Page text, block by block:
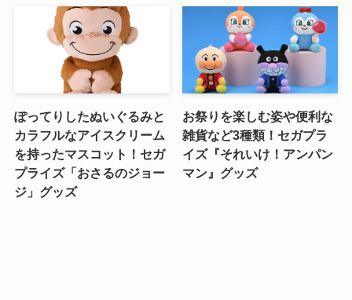
ぽってりしたぬいぐるみと
カラフルなアイスクリーム
を持ったマスコット！セガ
プライズ「おさるのジョー
ジ」グッズ
お祭りを楽しむ姿や便利な
雑貨など3種類！セガプラ
イズ『それいけ！アンパン
マン』グッズ